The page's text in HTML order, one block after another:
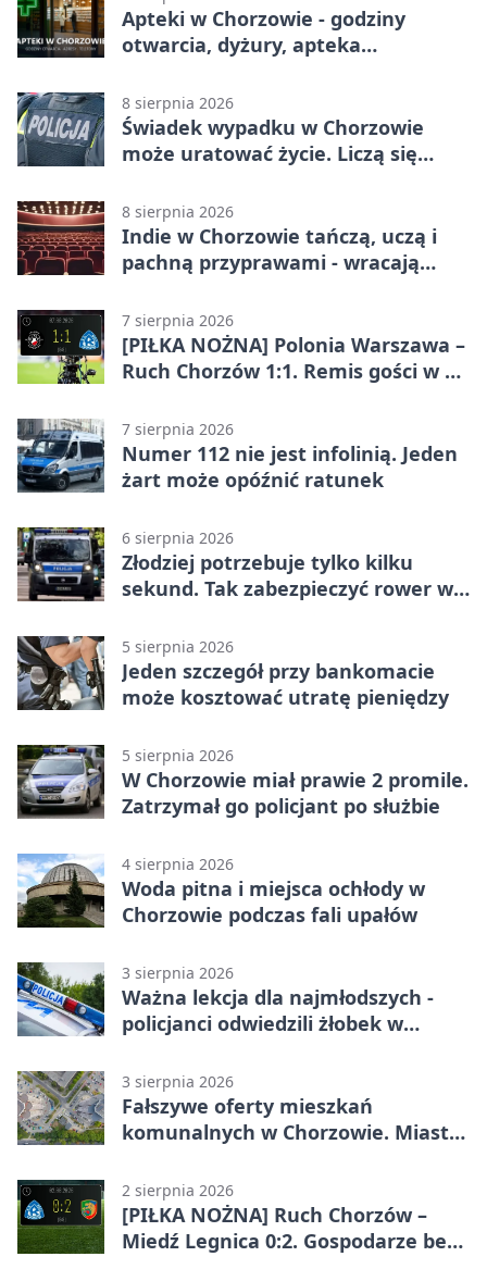
Apteki w Chorzowie - godziny
otwarcia, dyżury, apteka
8 sierpnia 2026
Świadek wypadku w Chorzowie
może uratować życie. Liczą się
8 sierpnia 2026
Indie w Chorzowie tańczą, uczą i
pachną przyprawami - wracają
7 sierpnia 2026
[PIŁKA NOŻNA] Polonia Warszawa –
Ruch Chorzów 1:1. Remis gości w 3.
7 sierpnia 2026
Numer 112 nie jest infolinią. Jeden
żart może opóźnić ratunek
6 sierpnia 2026
Złodziej potrzebuje tylko kilku
sekund. Tak zabezpieczyć rower w
5 sierpnia 2026
Jeden szczegół przy bankomacie
może kosztować utratę pieniędzy
5 sierpnia 2026
W Chorzowie miał prawie 2 promile.
Zatrzymał go policjant po służbie
4 sierpnia 2026
Woda pitna i miejsca ochłody w
Chorzowie podczas fali upałów
3 sierpnia 2026
Ważna lekcja dla najmłodszych -
policjanci odwiedzili żłobek w
3 sierpnia 2026
Fałszywe oferty mieszkań
komunalnych w Chorzowie. Miasto
2 sierpnia 2026
[PIŁKA NOŻNA] Ruch Chorzów –
Miedź Legnica 0:2. Gospodarze bez